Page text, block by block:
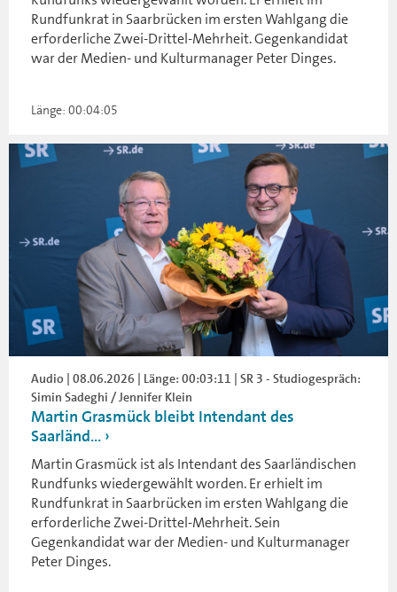
Rundfunkrat in Saarbrücken im ersten Wahlgang die
erforderliche Zwei-Drittel-Mehrheit. Gegenkandidat
war der Medien- und Kulturmanager Peter Dinges.
Länge: 00:04:05
Audio | 08.06.2026 | Länge: 00:03:11 | SR 3 - Studiogespräch:
Simin Sadeghi / Jennifer Klein
Martin Grasmück bleibt Intendant des
Saarländ...
Martin Grasmück ist als Intendant des Saarländischen
Rundfunks wiedergewählt worden. Er erhielt im
Rundfunkrat in Saarbrücken im ersten Wahlgang die
erforderliche Zwei-Drittel-Mehrheit. Sein
Gegenkandidat war der Medien- und Kulturmanager
Peter Dinges.